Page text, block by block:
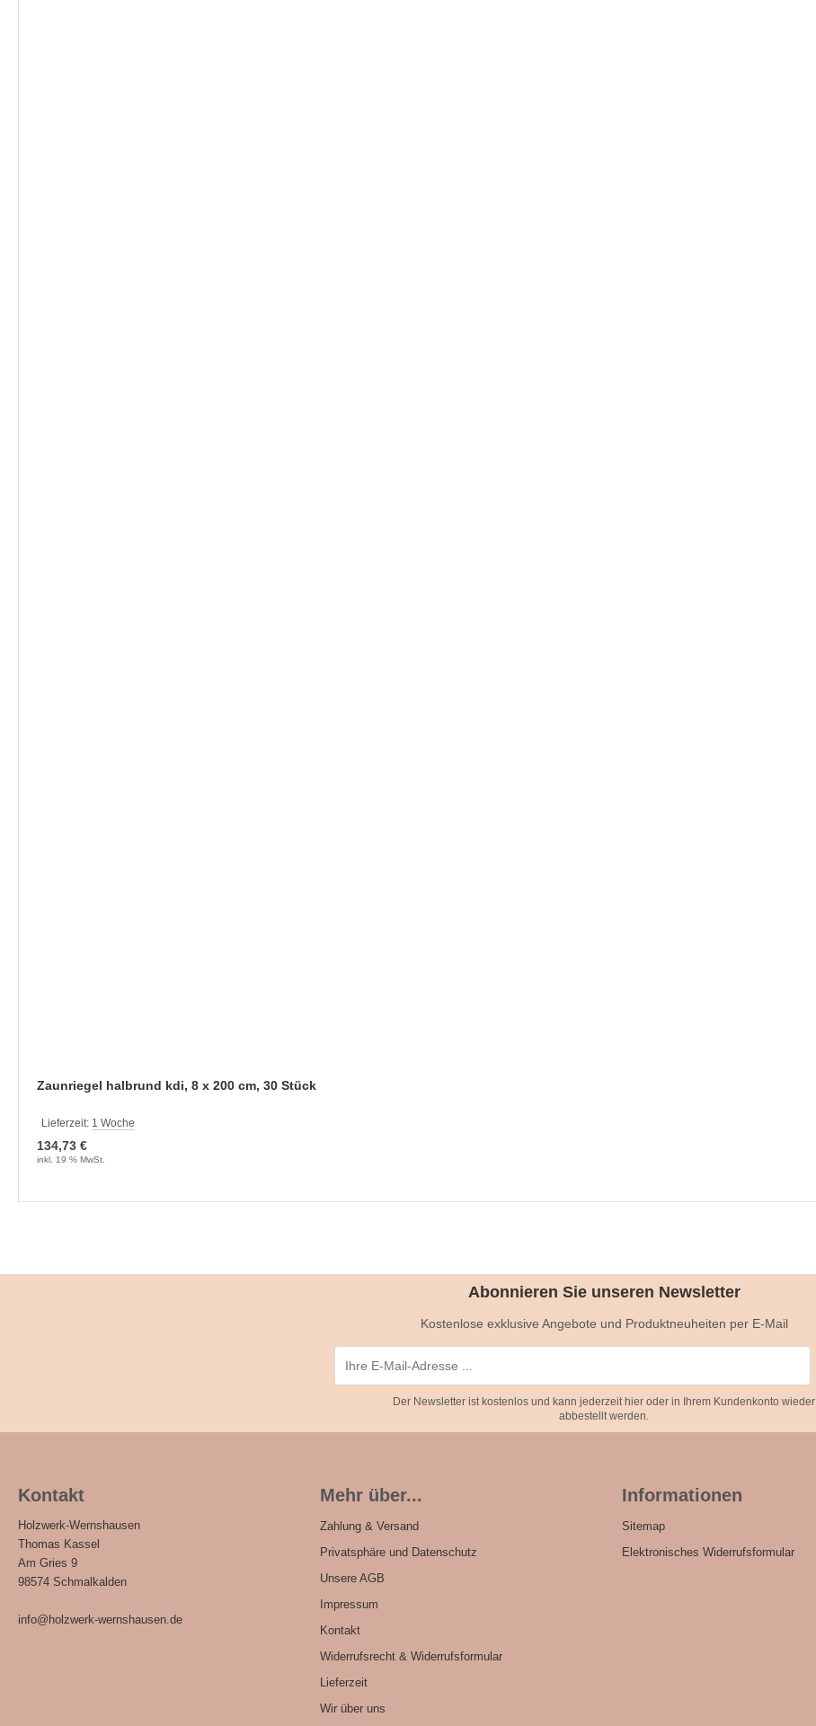
Zaunriegel halbrund kdi, 8 x 200 cm, 30 Stück
Lieferzeit: 1 Woche
134,73 €
inkl. 19 % MwSt.
Abonnieren Sie unseren Newsletter
Kostenlose exklusive Angebote und Produktneuheiten per E-Mail
Der Newsletter ist kostenlos und kann jederzeit hier oder in Ihrem Kundenkonto wieder
abbestellt werden.
Kontakt
Holzwerk-Wernshausen
Thomas Kassel
Am Gries 9
98574 Schmalkalden
info@holzwerk-wernshausen.de
Mehr über...
Zahlung & Versand
Privatsphäre und Datenschutz
Unsere AGB
Impressum
Kontakt
Widerrufsrecht & Widerrufsformular
Lieferzeit
Wir über uns
Informationen
Sitemap
Elektronisches Widerrufsformular